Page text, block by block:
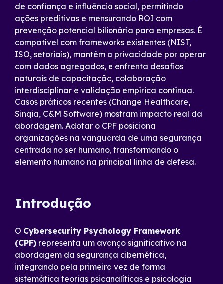
de confiança e influência social, permitindo
ações preditivas e mensurando ROI com
prevenção potencial bilionária para empresas. É
compatível com frameworks existentes (NIST,
ISO, setoriais), mantém a privacidade por operar
com dados agregados, e enfrenta desafios
naturais de capacitação, colaboração
interdisciplinar e validação empírica contínua.
Casos práticos recentes (Change Healthcare,
Sinqia, C&M Software) mostram impacto real da
abordagem. Adotar o CPF posiciona
organizações na vanguarda de uma segurança
centrada no ser humano, transformando o
elemento humano na principal linha de defesa.
Introdução
O Cybersecurity Psychology Framework
(CPF) representa um avanço significativo na
abordagem da segurança cibernética,
integrando pela primeira vez de forma
sistemática teorias psicanalíticas e psicologia